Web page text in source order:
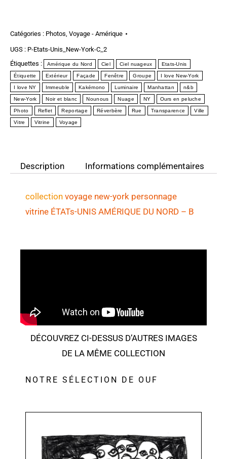
Catégories : Photos, Voyage - Amérique
UGS : P-Etats-Unis_New-York-C_2
Étiquettes :
Amérique du Nord Ciel Ciel nuageux Etats-Unis
Étiquette Extérieur Façade Fenêtre Groupe I love New-York
I love NY Immeuble Kakémono Luminaire Manhattan n&b
New-York Noir et blanc Nounous Nuage NY Ours en peluche
Photo Reflet Reportage Réverbère Rue Transparence Ville
Vitre Vitrine Voyage
Description Informations complémentaires
collection voyage new-york personnage
vitrine ÉTATs-UNIS AMÉRIQUE DU NORD – B
DÉCOUVREZ CI-DESSUS D’AUTRES IMAGES
DE LA MÊME COLLECTION
NOTRE SÉLECTION DE OUF